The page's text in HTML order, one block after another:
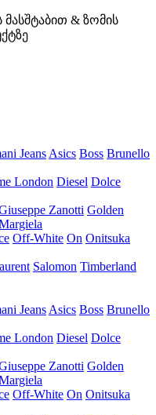
& ზომის
Jeans Asics Boss Brunello
London Diesel Dolce
Zanotti Golden
Off-White On Onitsuka
Salomon Timberland
Jeans Asics Boss Brunello
London Diesel Dolce
Zanotti Golden
Off-White On Onitsuka